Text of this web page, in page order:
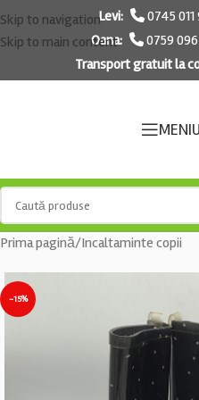
Skip to navigation
Skip to main content
Levi: 0745 011
Oana:
0759
Transport gratuit la
MENIU
Prima pagină/Incaltaminte copii
-15%